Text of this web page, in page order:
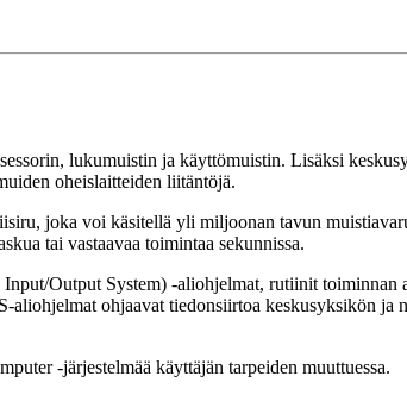
lukumuistin ja käyttömuistin. Lisäksi
oheislaitteiden liitäntöjä.
joka voi käsitellä yli miljoonan tavun
tai vastaavaa toimintaa sekunnissa.
Output System) -aliohjelmat, rutiinit toiminnan
ohjaavat tiedonsiirtoa keskusyksikön ja
-järjestelmää käyttäjän tarpeiden muuttuessa.